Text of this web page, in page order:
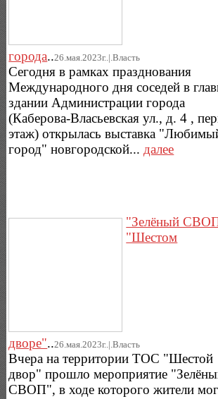
города..26.мая.2023г..|.Власть
Сегодня в рамках празднования
Международного дня соседей в
здании Администрации города
(Каберова-Власьевская ул., д. 4 ,
этаж) открылась выставка
город" новгородской... далее
"Зелёный
"Шестом
дворе"..26.мая.2023г..|.Власть
Вчера на территории ТОС "Шестой
двор" прошло мероприятие
СВОП", в ходе которого жители